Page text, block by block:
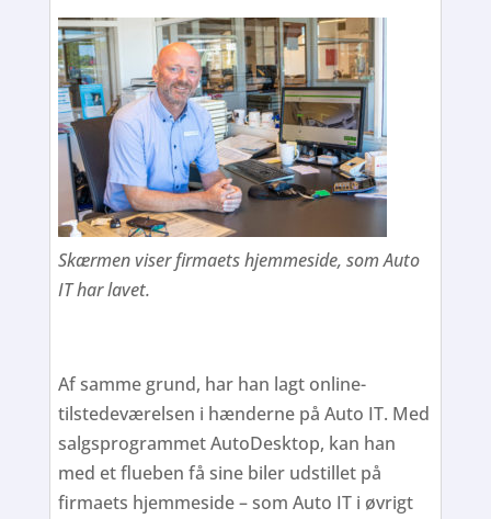
Skærmen viser firmaets hjemmeside, som Auto
IT har lavet.
Af samme grund, har han lagt online-
tilstedeværelsen i hænderne på Auto IT. Med
salgsprogrammet AutoDesktop, kan han
med et flueben få sine biler udstillet på
firmaets hjemmeside – som Auto IT i øvrigt